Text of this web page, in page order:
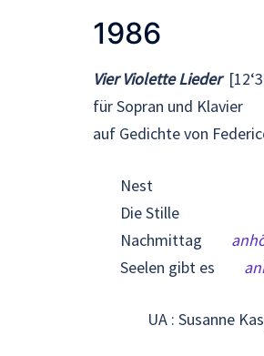
1986
Vier Violette Lieder
für Sopran und Klavier
auf Gedichte von
Nest
Die Stille
Nachmittag
Seelen gibt es
UA : Susanne